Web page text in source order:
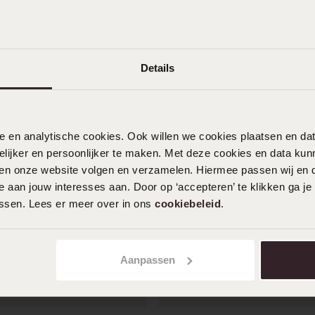
Details
en analytische cookies. Ook willen we cookies plaatsen en
en persoonlijker te maken. Met deze cookies en data
onze website volgen en verzamelen. Hiermee passen wij en
aan jouw interesses aan. Door op ‘accepteren’ te klikken ga
Lees er meer over in ons cookiebeleid.
Aanpassen